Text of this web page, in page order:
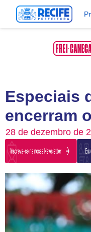
Especiais
encerram
28 de dezembro de